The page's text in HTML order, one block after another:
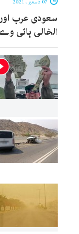
سعودی عرب
الخالی ہائی